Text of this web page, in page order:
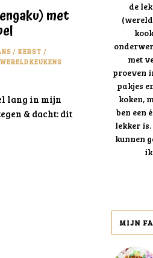
met
/ KERST /
WERELDKEUKENS
lang in mijn
& dacht: dit
de
met
proeven
pakjes
koken,
ben een
lekker
kunnen
MIJN